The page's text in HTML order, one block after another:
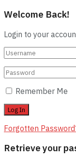
Welcome Back!
Login to your
Remember Me
Forgotten
Retrieve your